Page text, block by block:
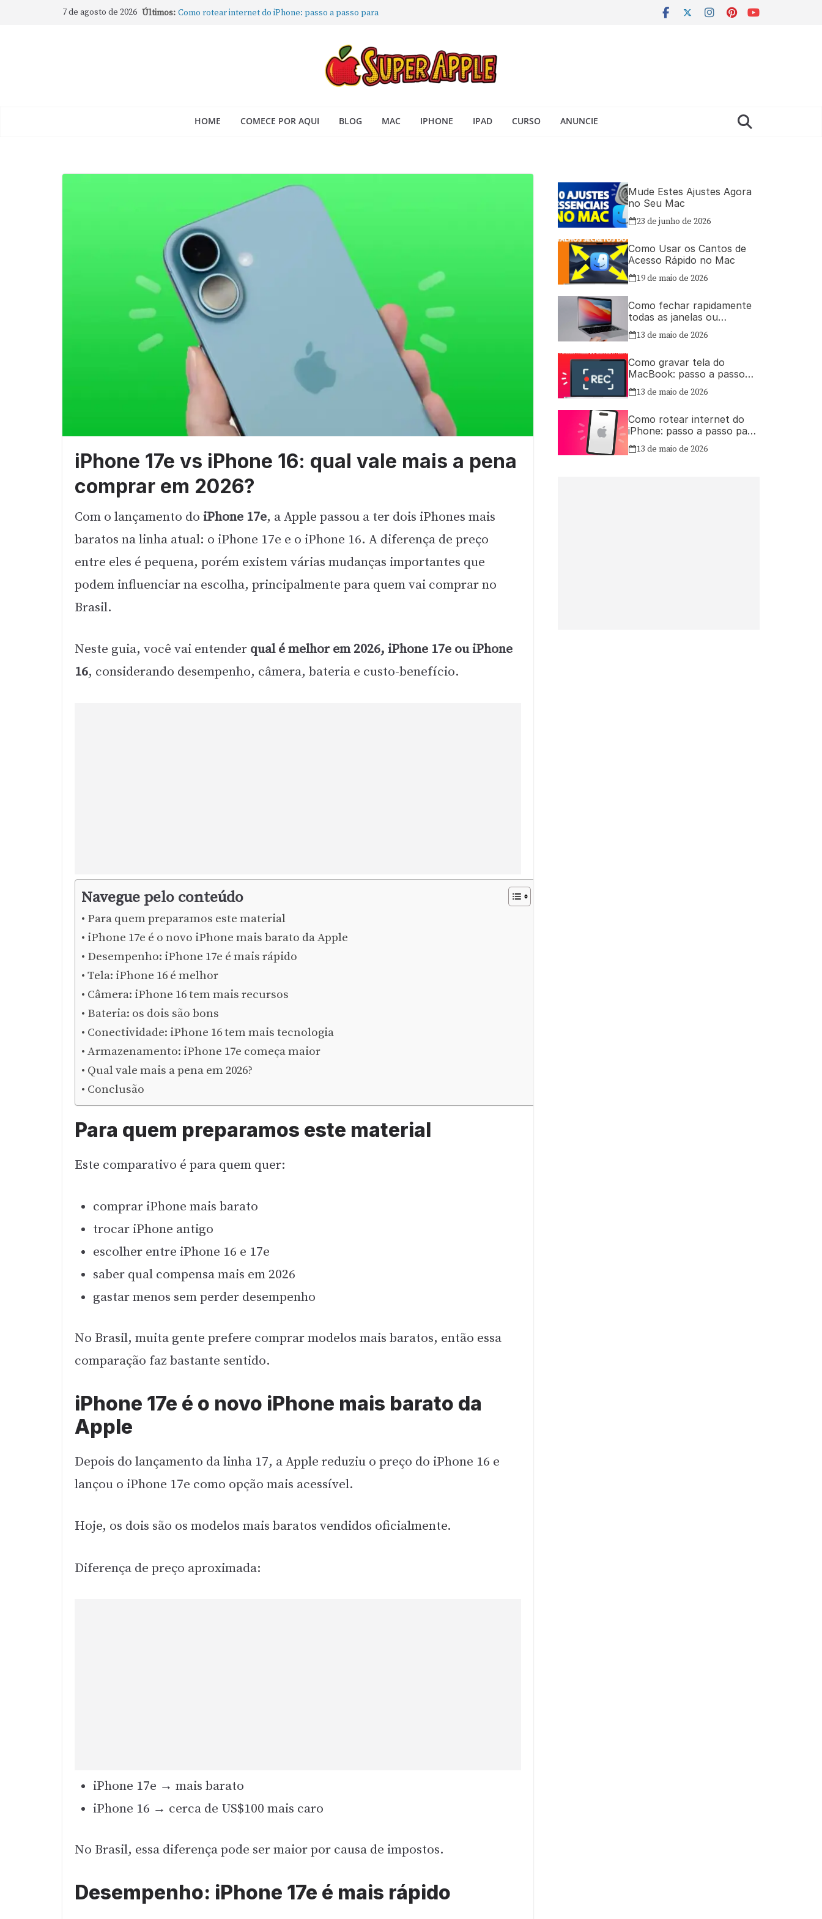
7 de agosto de 2026 Últimos: Como rotear internet do iPhone: passo a passo para
Como Usar os Cantos de Acesso Rápido no Mac
Como fechar rapidamente todas as janelas ou aplicativos
HOME COMECE POR AQUI BLOG MAC IPHONE IPAD CURSO ANUNCIE
iPhone 17e vs iPhone 16: qual vale mais a pena
comprar em 2026?
Com o lançamento do iPhone 17e, a Apple passou a ter dois iPhones mais
baratos na linha atual: o iPhone 17e e o iPhone 16. A diferença de preço
entre eles é pequena, porém existem várias mudanças importantes que
podem influenciar na escolha, principalmente para quem vai comprar no
Brasil.
Neste guia, você vai entender qual é melhor em 2026, iPhone 17e ou iPhone
16, considerando desempenho, câmera, bateria e custo-benefício.
Navegue pelo conteúdo
Para quem preparamos este material
iPhone 17e é o novo iPhone mais barato da Apple
Desempenho: iPhone 17e é mais rápido
Tela: iPhone 16 é melhor
Câmera: iPhone 16 tem mais recursos
Bateria: os dois são bons
Conectividade: iPhone 16 tem mais tecnologia
Armazenamento: iPhone 17e começa maior
Qual vale mais a pena em 2026?
Conclusão
Para quem preparamos este material
Este comparativo é para quem quer:
comprar iPhone mais barato
trocar iPhone antigo
escolher entre iPhone 16 e 17e
saber qual compensa mais em 2026
gastar menos sem perder desempenho
No Brasil, muita gente prefere comprar modelos mais baratos, então essa
comparação faz bastante sentido.
iPhone 17e é o novo iPhone mais barato da
Apple
Depois do lançamento da linha 17, a Apple reduziu o preço do iPhone 16 e
lançou o iPhone 17e como opção mais acessível.
Hoje, os dois são os modelos mais baratos vendidos oficialmente.
Diferença de preço aproximada:
iPhone 17e → mais barato
iPhone 16 → cerca de US$100 mais caro
No Brasil, essa diferença pode ser maior por causa de impostos.
Desempenho: iPhone 17e é mais rápido
Mude Estes Ajustes Agora
no Seu Mac
23 de junho de 2026
Como Usar os Cantos de
Acesso Rápido no Mac
19 de maio de 2026
Como fechar rapidamente
todas as janelas ou
aplicativos abertos no Mac
13 de maio de 2026
Como gravar tela do
MacBook: passo a passo
simples
13 de maio de 2026
Como rotear internet do
iPhone: passo a passo para
compartilhar a conexão
13 de maio de 2026